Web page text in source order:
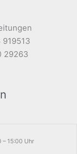
919513
29263
– 15:00 Uhr